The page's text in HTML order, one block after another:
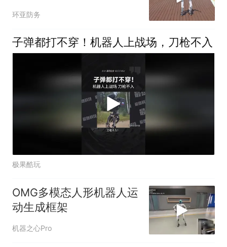
来北京参加人形机器人马
环亚防务
子弹都打不穿！机器人上战场，刀枪不入
极果酷玩
OMG多模态人形机器人运
动生成框架
机器之心Pro